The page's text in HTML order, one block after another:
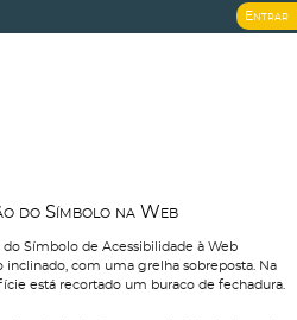
Entrar
o do Símbolo na Web
do Símbolo de Acessibilidade à Web
inclinado, com uma grelha sobreposta. Na
está recortado um buraco de fechadura.